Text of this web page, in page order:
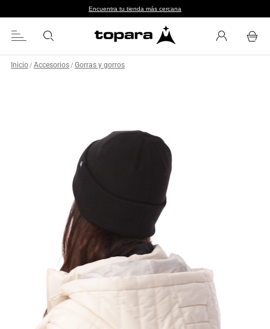
Encuentra tu tienda más cercana
Inicio / Accesorios / Gorras y gorros